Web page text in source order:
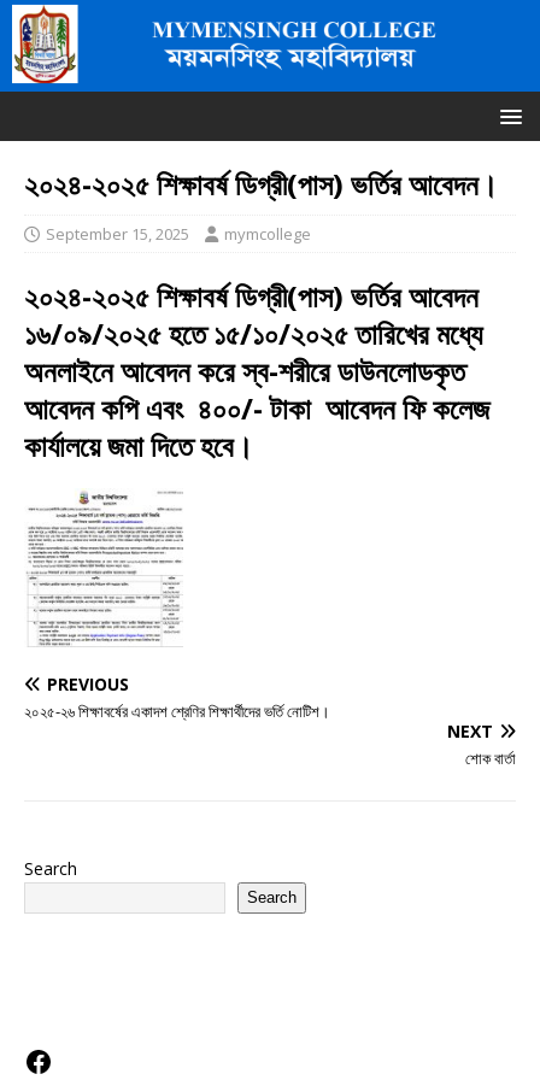
২০২৪-২০২৫ শিক্ষাবর্ষ ডিগ্রী(পাস) ভর্তির আবেদন।
September 15, 2025 mymcollege
২০২৪-২০২৫ শিক্ষাবর্ষ ডিগ্রী(পাস) ভর্তির আবেদন
১৬/০৯/২০২৫ হতে ১৫/১০/২০২৫ তারিখের মধ্যে
অনলাইনে আবেদন করে স্ব-শরীরে ডাউনলোডকৃত
আবেদন কপি এবং ৪০০/- টাকা আবেদন ফি কলেজ
কার্যালয়ে জমা দিতে হবে।
PREVIOUS
২০২৫-২৬ শিক্ষাবর্ষের একাদশ শ্রেণির শিক্ষার্থীদের ভর্তি নোটিশ।
NEXT
শোক বার্তা
Search
Search